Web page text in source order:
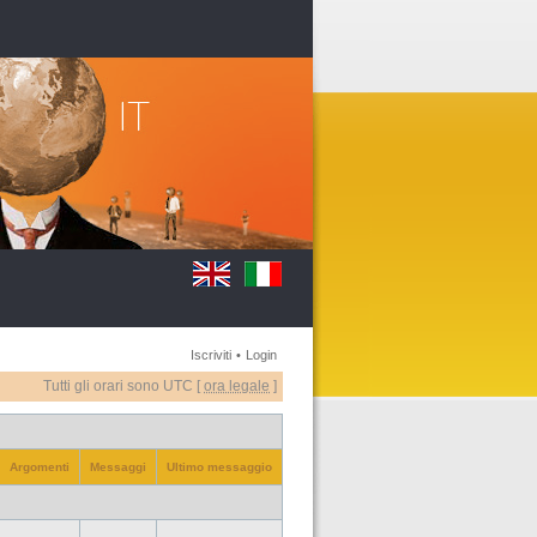
Iscriviti • Login
Tutti gli orari sono UTC [ ora legale ]
Argomenti Messaggi Ultimo messaggio